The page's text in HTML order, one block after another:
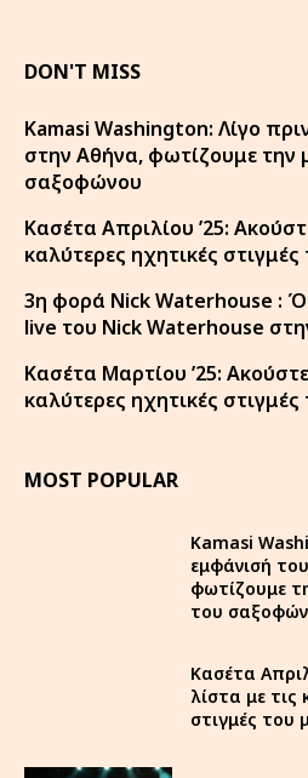
DON'T MISS
Kamasi Washington: Λίγο
στην Αθήνα, φωτίζουμε την
σαξοφώνου
Κασέτα Απριλίου ’25:
καλύτερες ηχητικές
3η φορά Nick Waterhouse :
live του Nick Waterhouse
Κασέτα Μαρτίου ’25:
καλύτερες ηχητικές
MOST POPULAR
Kamasi
εμφάνισή
φωτίζουμε
του
Κασέτα
λίστα με τις
στιγμές του